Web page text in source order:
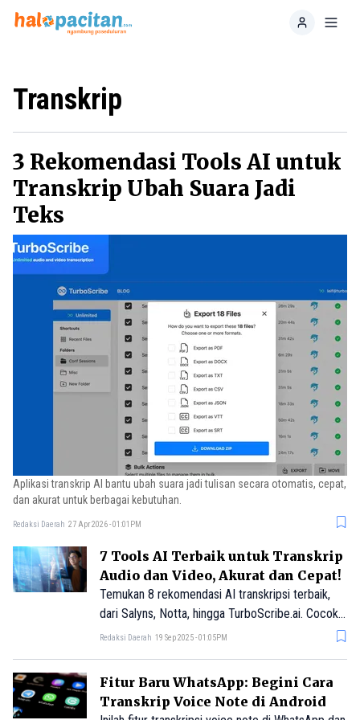
Home
Transkrip
3 Rekomendasi Tools AI untuk
Transkrip Ubah Suara Jadi
Teks
Aplikasi transkrip AI bantu ubah suara jadi tulisan secara otomatis, cepat,
dan akurat untuk berbagai kebutuhan.
Redaksi Daerah 27 Apr 2026 - 01:01PM
7 Tools AI Terbaik untuk Transkrip
Audio dan Video, Akurat dan Cepat!
Temukan 8 rekomendasi AI transkripsi terbaik,
dari Salyns, Notta, hingga TurboScribe.ai. Cocok
untuk rapat, penelitian, podcast, hingga konten
Redaksi Daerah 19 Sep 2025 - 01:05PM
Fitur Baru WhatsApp: Begini Cara
Transkrip Voice Note di Android